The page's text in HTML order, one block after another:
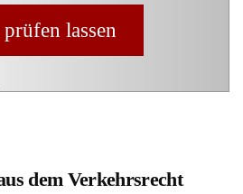
lassen
dem Verkehrsrecht